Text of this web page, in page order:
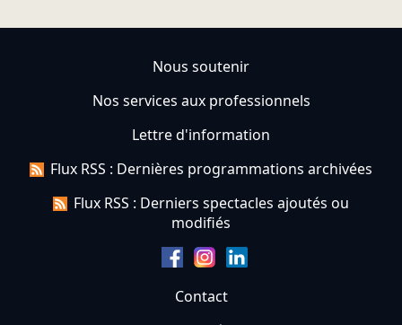
Nous soutenir
Nos services aux professionnels
Lettre d'information
Flux RSS : Dernières programmations archivées
Flux RSS : Derniers spectacles ajoutés ou
modifiés
Contact